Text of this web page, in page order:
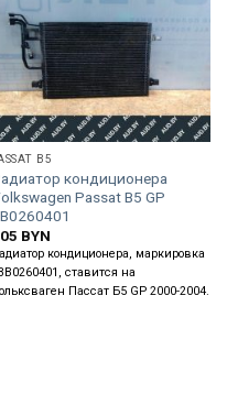
B5
кондиционера
Passat B5 GP
BYN
кондиционера, маркировка
ставится на
Пассат Б5 GP 2000-2004.